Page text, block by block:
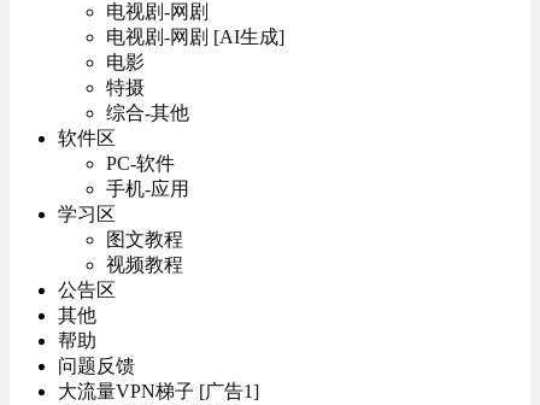
电视剧-网剧
电视剧-网剧 [AI生成]
电影
特摄
综合-其他
软件区
PC-软件
手机-应用
学习区
图文教程
视频教程
公告区
其他
帮助
问题反馈
大流量VPN梯子 [广告1]